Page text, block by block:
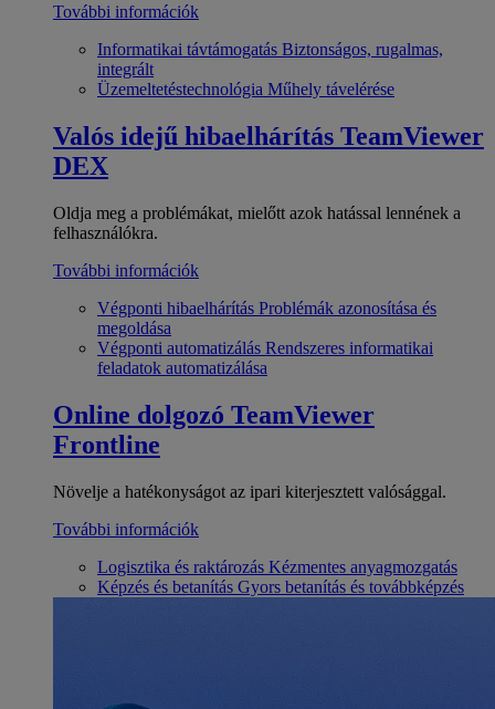
További információk
Informatikai távtámogatás Biztonságos, rugalmas,
integrált
Üzemeltetéstechnológia Műhely távelérése
Valós idejű hibaelhárítás TeamViewer
DEX
Oldja meg a problémákat, mielőtt azok hatással lennének a
felhasználókra.
További információk
Végponti hibaelhárítás Problémák azonosítása és
megoldása
Végponti automatizálás Rendszeres informatikai
feladatok automatizálása
Online dolgozó TeamViewer
Frontline
Növelje a hatékonyságot az ipari kiterjesztett valósággal.
További információk
Logisztika és raktározás Kézmentes anyagmozgatás
Képzés és betanítás Gyors betanítás és továbbképzés